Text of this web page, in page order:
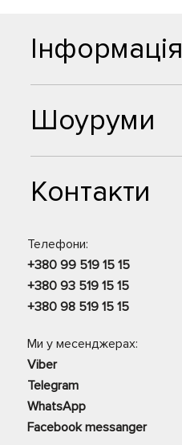
Шоуруми
Контакти
Телефони:
+380 99 519 15 15
+380 93 519 15 15
+380 98 519 15 15
Ми у месенджерах:
Viber
Telegram
WhatsApp
Facebook messanger
Інформація